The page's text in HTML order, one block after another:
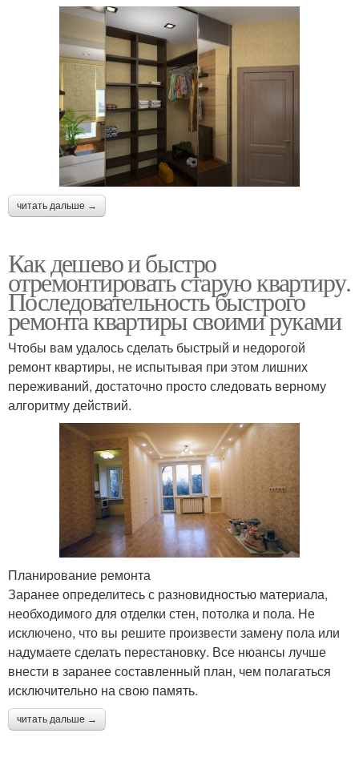
читать дальше →
Как дешево и быстро
отремонтировать старую квартиру.
Последовательность быстрого
ремонта квартиры своими руками
Чтобы вам удалось сделать быстрый и недорогой
ремонт квартиры, не испытывая при этом лишних
переживаний, достаточно просто следовать верному
алгоритму действий.
Планирование ремонта
Заранее определитесь с разновидностью материала,
необходимого для отделки стен, потолка и пола. Не
исключено, что вы решите произвести замену пола или
надумаете сделать перестановку. Все нюансы лучше
внести в заранее составленный план, чем полагаться
исключительно на свою память.
читать дальше →